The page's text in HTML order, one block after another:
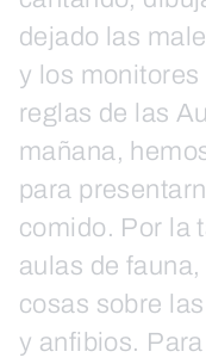
dejado las
y los
reglas de las
mañana,
para
comido. Por la
aulas de
cosas sobre
y anfibios.